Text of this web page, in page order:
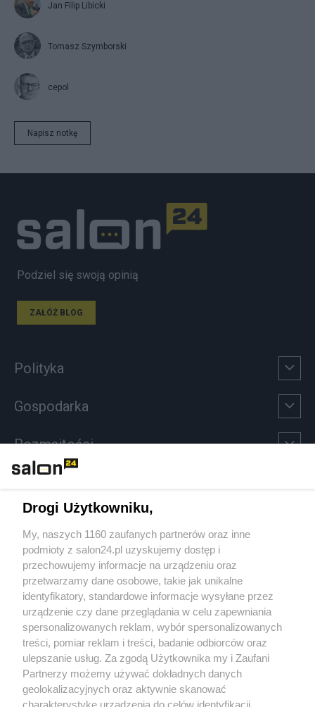
Jan Filip Libicki
Tomasz Szymborski
cepol
Napisz notkę
Podziel się swoją opinią
ZAŁÓŻ BLOG
Polityka
Gospodarka
Rozmaitości
Sport
Społeczeństwo
Kultura
X Facebook Instagram Youtube
Drogi Użytkowniku,
My, naszych 1160 zaufanych partnerów oraz inne
podmioty z salon24.pl uzyskujemy dostęp i
przechowujemy informacje na urządzeniu oraz
przetwarzamy dane osobowe, takie jak unikalne
identyfikatory, standardowe informacje wysyłane przez
urządzenie czy dane przeglądania w celu zapewniania
spersonalizowanych reklam, wybór spersonalizowanych
treści, pomiar reklam i treści, badanie odbiorców oraz
ulepszanie usług. Za zgodą Użytkownika my i Zaufani
Partnerzy możemy używać dokładnych danych
geolokalizacyjnych oraz aktywnie skanować
charakterystykę urządzenia do celów identyfikacji.